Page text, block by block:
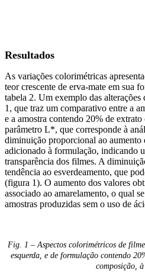
Resultados
As variações colorimétricas
teor crescente de erva-mate em sua
tabela 2. Um exemplo das
1, que traz um comparativo entre a
e a amostra contendo 20% de
parâmetro L*, que corresponde à
diminuição proporcional ao aumento
adicionado à formulação, indicando
transparência dos filmes. A
tendência ao esverdeamento, que
(figura 1). O aumento dos valores
associado ao amarelamento, o qual
amostras produzidas sem o uso de
Fig. 1 – Aspectos colorimétricos de
esquerda, e de formulação contendo
composição,